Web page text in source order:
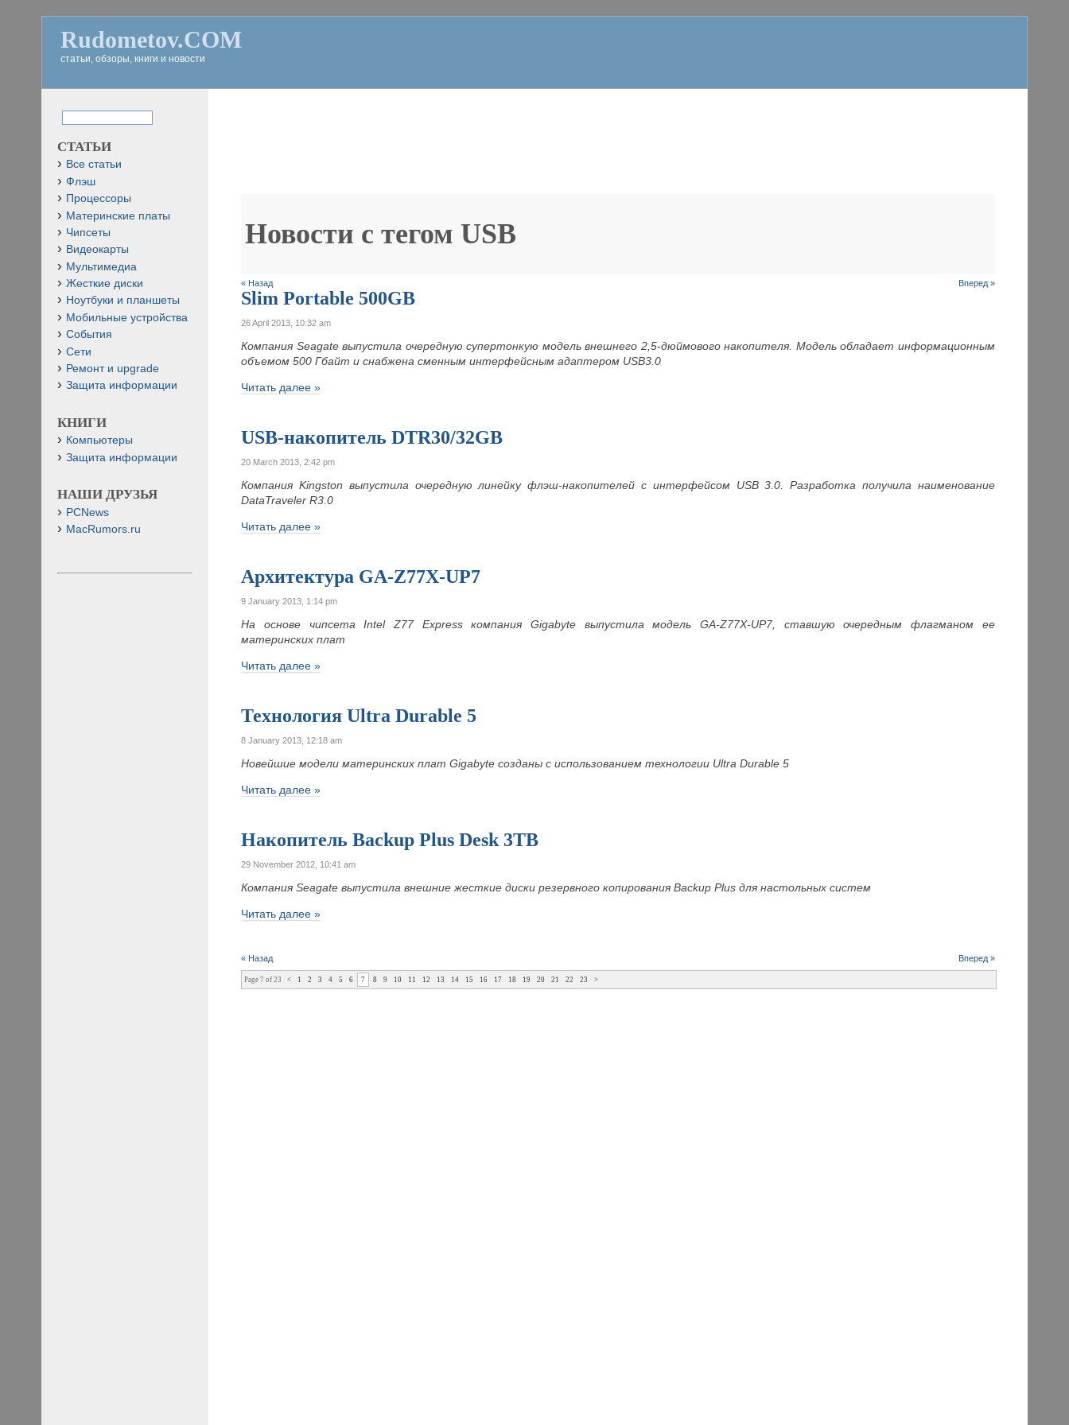
Rudometov.COM
статьи, обзоры, книги и новости
Новости с тегом USB
« Назад Вперед »
Slim Portable 500GB
26 April 2013, 10:32 am
Компания Seagate выпустила очередную супертонкую модель внешнего 2,5-дюймового накопителя. Модель обладает информационным
объемом 500 Гбайт и снабжена сменным интерфейсным адаптером USB3.0
Читать далее »
USB-накопитель DTR30/32GB
20 March 2013, 2:42 pm
Компания Kingston выпустила очередную линейку флэш-накопителей с интерфейсом USB 3.0. Разработка получила наименование
DataTraveler R3.0
Читать далее »
Архитектура GA-Z77X-UP7
9 January 2013, 1:14 pm
На основе чипсета Intel Z77 Express компания Gigabyte выпустила модель GA-Z77X-UP7, ставшую очередным флагманом ее
материнских плат
Читать далее »
Технология Ultra Durable 5
8 January 2013, 12:18 am
Новейшие модели материнских плат Gigabyte созданы с использованием технологии Ultra Durable 5
Читать далее »
Накопитель Backup Plus Desk 3TB
29 November 2012, 10:41 am
Компания Seagate выпустила внешние жесткие диски резервного копирования BackupPlus для настольных систем
Читать далее »
« Назад Вперед »
Page 7 of 23 < 1 2 3 4 5 6 7 8 9 10 11 12 13 14 15 16 17 18 19 20 21 22 23 >
СТАТЬИ
Все статьи
Флэш
Процессоры
Материнские платы
Чипсеты
Видеокарты
Мультимедиа
Жесткие диски
Ноутбуки и планшеты
Мобильные устройства
События
Сети
Ремонт и upgrade
Защита информации
КНИГИ
Компьютеры
Защита информации
НАШИ ДРУЗЬЯ
PCNews
MacRumors.ru